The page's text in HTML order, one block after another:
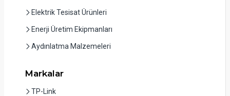
Elektrik Tesisat Ürünleri
Enerji Üretim Ekipmanları
Aydınlatma Malzemeleri
Markalar
TP-Link